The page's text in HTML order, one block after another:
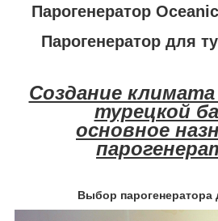
Парогенератор
Парогенератор для
Создание
турецкой
основное
Выбор парогенератора